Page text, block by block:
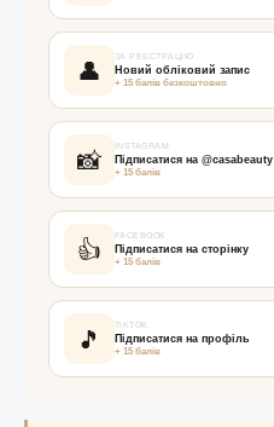
👤 ЗА РЕЄСТРАЦІЮ
Новий обліковий запис
+ 15 балів безкоштовно
📸 INSTAGRAM
Підписатися на @casabeauty
+ 15 балів
👍 FACEBOOK
Підписатися на сторінку
+ 15 балів
🎵 TIKTOK
Підписатися на профіль
+ 15 балів